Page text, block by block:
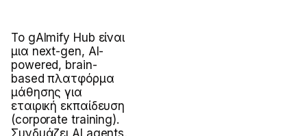
Το gAImify Hub είναι
μια next-gen, AI-
powered, brain-
based πλατφόρμα
μάθησης για
εταιρική εκπαίδευση
(corporate training).
Συνδυάζει AI agents,